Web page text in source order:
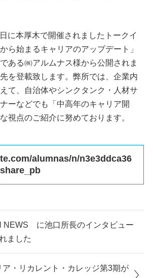
に本厚木で開催されましたトークイ
ら始まるキャリアのアップデート」
ある㈱アルムナス様から公開されま
を登載致します。弊所では、企業内
て、自治体やシンクタンク・人材サ
ーなどでも「中高年のキャリア開
視点のご紹介に努めております。
alumnas/n/n3e3ddca36
に池口所長のインタビュー
ました
・リカレント・カレッジ第3期が